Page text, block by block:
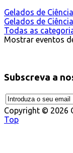
Gelados de
Gelados de
Todas as
Mostrar eventos
Subscreva a
Copyright © 2026
Top